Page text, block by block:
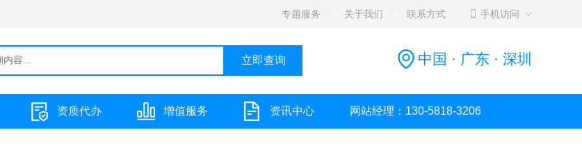
专题服务 关于我们 联系方式 手机访问
中国 · 广东 · 深圳
资质代办 增值服务 资讯中心 网站经理：130-5818-3206